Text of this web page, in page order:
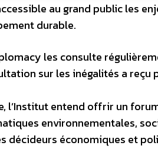
au grand public les
durable.
les consulte
sur les inégalités a reçu
l’Institut entend offrir un
environnementales,
décideurs économiques et